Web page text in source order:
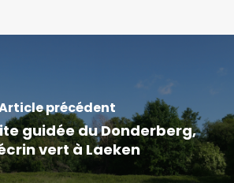
précédent
guidée du Donderberg,
vert à Laeken